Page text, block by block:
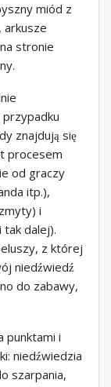
miód z
arkusze
stronie
znajdują się
procesem
od graczy
itp.),
i
tak dalej).
z której
niedźwiedź
do zabawy,
punktami i
niedźwiedzia
szarpania,